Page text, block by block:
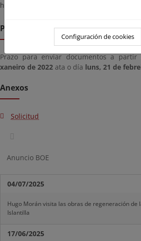
https://rec.redsara.es/registro/action/are/
Prazo de remisión
Prazo para enviar documentos a
xaneiro de 2022 ata o día luns, 21 de
Anexos
Solicitud
Anuncio BOE
04/07/2025
Hugo Morán visita las obras de regeneración de
Islantilla
17/06/2025
Configuración de cookies